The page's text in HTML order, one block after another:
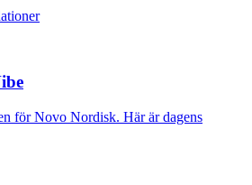
för Novo Nordisk. Här är dagens